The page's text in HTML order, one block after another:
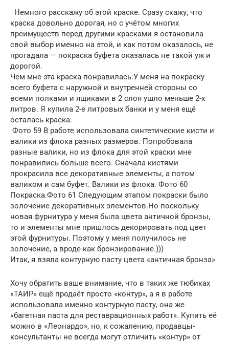
Немного расскажу об этой краске. Сразу скажу, что
краска довольно дорогая, но с учётом многих
преимуществ перед другими красками я остановила
свой выбор именно на этой, и как потом оказалось, не
прогадала — покраска буфета оказалась не такой уж и
дорогой.
Чем мне эта краска понравилась:У меня на покраску
всего буфета с наружной и внутренней стороны со
всеми полками и ящиками в 2 слоя ушло меньше 2-х
литров. Я купила 2-е литровых банки и у меня ещё
осталась краска.
Фото 59 В работе использовала синтетические кисти и
валики из флока разных размеров. Попробовала
разные валики, но из флока для этой краски мне
понравились больше всего. Сначала кистями
прокрасила все декоративные элементы, а потом
валиком и сам буфет. Валики из флока. Фото 60
Покраска.Фото 61 Следующим этапом покраски было
золочение декоративных элементов.Но поскольку
новая фурнитура у меня была цвета античной бронзы,
то и элементы мне пришлось декорировать под цвет
этой фурнитуры. Поэтому у меня получилось не
золочение, а вроде как бронзирование.)))
Итак, я взяла контурную пасту цвета «античная бронза»
Хочу обратить ваше внимание, что в таких же тюбиках
«ТАИР» ещё продаёт просто «контур», а я в работе
использовала именно контурную пасту, она же
«багетная паста для реставрационных работ». Купить её
можно в «Леонардо», но, к сожалению, продавцы-
консультанты не всегда могут отличить «контур» от